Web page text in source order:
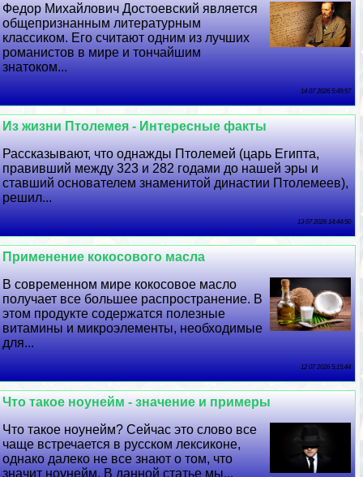
Федор Михайлович Достоевский является
общепризнанным литературным
классиком. Его считают одним из лучших
романистов в мире и тончайшим
знатоком...
14 07 2026 5:49:57
Из жизни Птолемея - Интересные факты
Рассказывают, что однажды Птолемей (царь Египта,
правивший между 323 и 282 годами до нашей эры и
ставший основателем знаменитой династии Птолемеев),
решил...
13 07 2026 14:44:50
Применение кокосового масла
В современном мире кокосовое масло
получает все большее распространение. В
этом продукте содержатся полезные
витамины и микроэлементы, необходимые
для...
12 07 2026 5:15:44
Что такое ноунейм - значение и примеры
Что такое ноунейм? Сейчас это слово все
чаще встречается в русском лексиконе,
однако далеко не все знают о том, что
значит ноунейм. В данной статье мы...